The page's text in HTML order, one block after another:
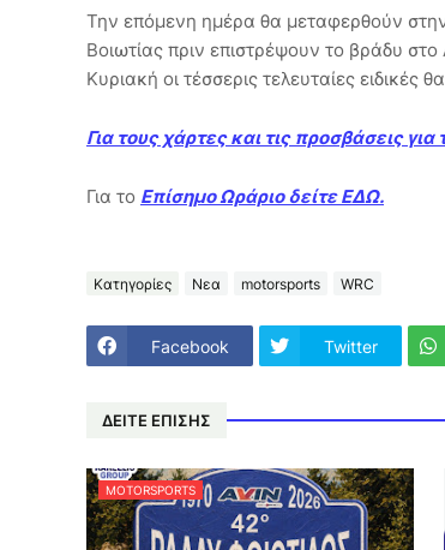
Την επόμενη ημέρα θα μεταφερθούν στην
Βοιωτίας πριν επιστρέψουν το βράδυ
Κυριακή οι τέσσερις τελευταίες
Για τους χάρτες και τις προσβάσεις
Για το Επίσημο Ωράριο δείτε ΕΔΩ.
Κατηγορίες Νεα motorsports WRC
Facebook Twitter
ΔΕΙΤΕ ΕΠΙΣΗΣ
MOTORSPORTS